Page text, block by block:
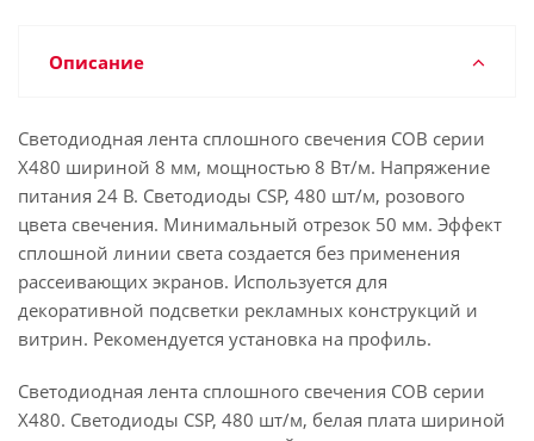
Описание
Светодиодная лента сплошного свечения COB серии
X480 шириной 8 мм, мощностью 8 Вт/м. Напряжение
питания 24 В. Светодиоды CSP, 480 шт/м, розового
цвета свечения. Минимальный отрезок 50 мм. Эффект
сплошной линии света создается без применения
рассеивающих экранов. Используется для
декоративной подсветки рекламных конструкций и
витрин. Рекомендуется установка на профиль.
Светодиодная лента сплошного свечения COB серии
X480. Светодиоды CSP, 480 шт/м, белая плата шириной